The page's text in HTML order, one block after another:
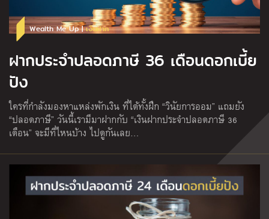
Wealth Me Up |เงินฝาก
ฝากประจำปลอดภาษี 36 เดือนดอกเบี้ย
ปัง
ใครที่กำลังมองหาแหล่งพักเงิน ที่ได้ทั้งฝึก “วินัยการออม” แถมยัง
“ปลอดภาษี” วันนี้เรามีมาฝากกับ “เงินฝากประจำปลอดภาษี 36
เดือน” จะมีที่ไหนบ้าง ไปดูกันเลย…